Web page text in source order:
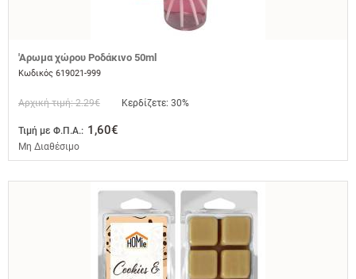
'Αρωμα χώρου Ροδάκινο 50ml
Κωδικός 619021-999
Αρχική τιμή: 2.29€ Κερδίζετε: 30%
Τιμή με Φ.Π.Α.: 1,60€
Μη Διαθέσιμο